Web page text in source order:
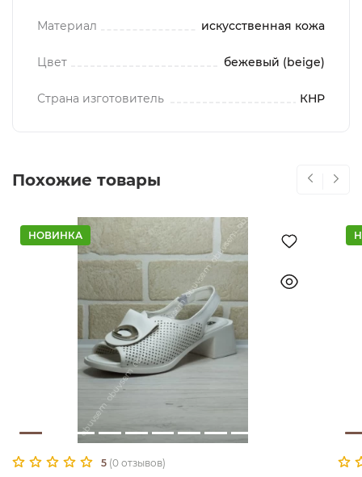
Материал искусственная кожа
Цвет бежевый (beige)
Страна изготовитель КНР
Похожие товары
НОВИНКА
5 (0 отзывов)